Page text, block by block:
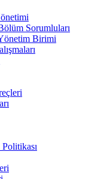
Sorumluları
Birimi